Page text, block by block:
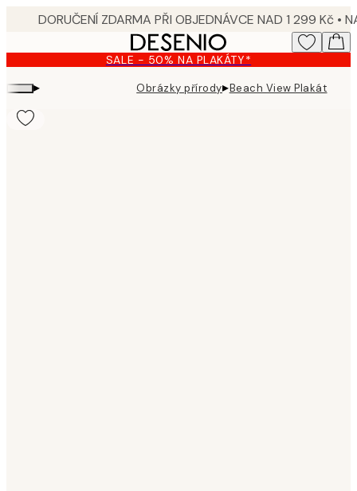
content.
SALE - 50% NA PLAKÁTY*
▸ Obrázky přírody▸Beach View Plakát